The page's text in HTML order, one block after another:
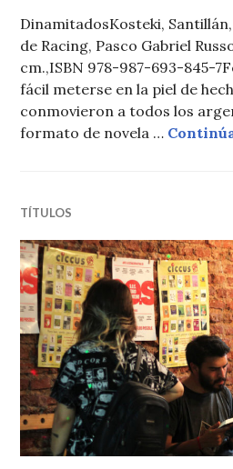
DinamitadosKosteki,
de Racing, Pasco Gabriel
cm.,ISBN 978-987-693-845-
fácil meterse en la piel de
conmovieron a todos los
formato de novela …
TÍTULOS